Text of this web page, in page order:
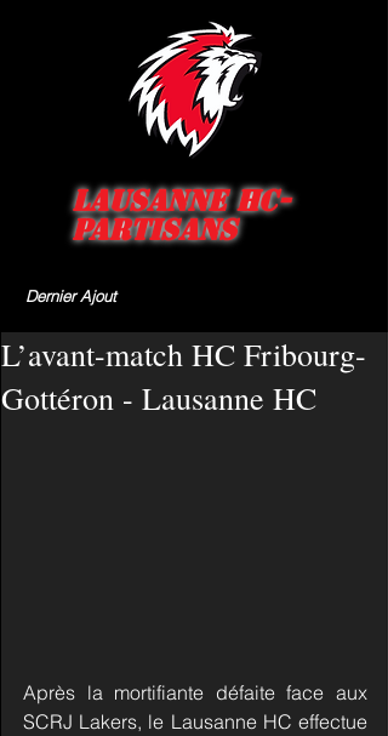
Lausanne HC-
Partisans
Dernier Ajout
L’avant-match HC Fribourg-
Gottéron - Lausanne HC
Après la mortifiante défaite face aux
SCRJ Lakers, le Lausanne HC effectue